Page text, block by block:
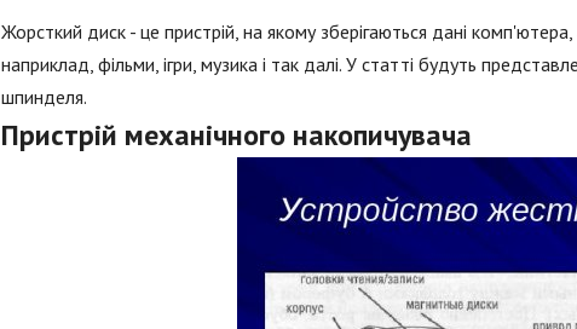
Жорсткий диск - це пристрій, на якому зберігаються дані
наприклад, фільми, ігри, музика і так далі. У статті будуть
шпинделя.
Пристрій механічного накопичувача